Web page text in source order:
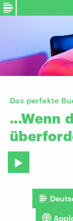
Das perfekte
...Wenn